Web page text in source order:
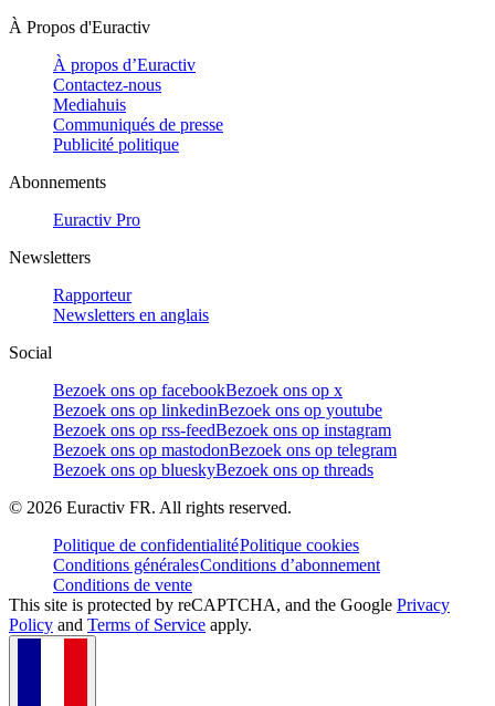
À Propos d'Euractiv
À propos d’Euractiv
Contactez-nous
Mediahuis
Communiqués de presse
Publicité politique
Abonnements
Euractiv Pro
Newsletters
Rapporteur
Newsletters en anglais
Social
Bezoek ons op facebookBezoek ons op x
Bezoek ons op linkedinBezoek ons op youtube
Bezoek ons op rss-feedBezoek ons op instagram
Bezoek ons op mastodonBezoek ons op telegram
Bezoek ons op blueskyBezoek ons op threads
© 2026 Euractiv FR. All rights reserved.
Politique de confidentialitéPolitique cookies
Conditions généralesConditions d’abonnement
Conditions de vente
This site is protected by reCAPTCHA, and the Google Privacy
Policy and Terms of Service apply.